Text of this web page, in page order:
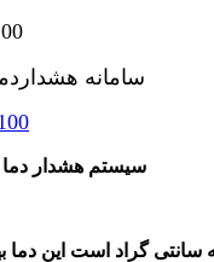
سامانه
اتاق سروری در شرایط ایده آل دارای